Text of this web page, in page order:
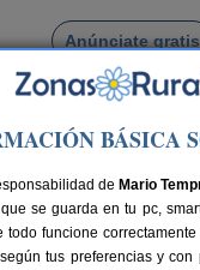
Anúnciate gratis
pueblo
BÁSICA
de Mario
se guarda en tu pc,
funcione
tus preferencias y